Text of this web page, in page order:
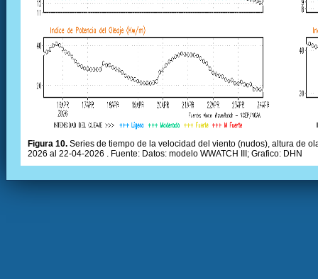
Figura 10. Series de tiempo de la velocidad del viento (nudos), altura de
2026 al 22-04-2026 . Fuente: Datos: modelo WWATCH III; Grafico: DHN